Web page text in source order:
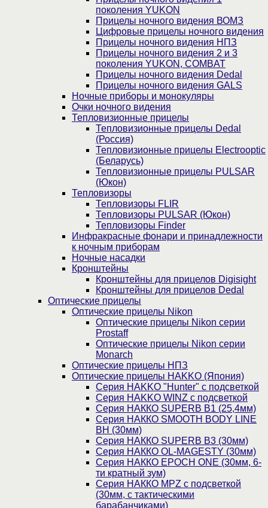
поколения YUKON
Прицелы ночного видения ВОМЗ
Цифровые прицелы ночного видения
Прицелы ночного видения НПЗ
Прицелы ночного видения 2 и 3
поколения YUKON, COMBAT
Прицелы ночного видения Dedal
Прицелы ночного видения GALS
Ночные приборы и монокуляры
Очки ночного видения
Тепловизионные прицелы
Тепловизионные прицелы Dedal
(Россия)
Тепловизионные прицелы Electrooptic
(Беларусь)
Тепловизионные прицелы PULSAR
(Юкон)
Тепловизоры
Тепловизоры FLIR
Тепловизоры PULSAR (Юкон)
Тепловизоры Finder
Инфракрасные фонари и принадлежности
к ночным приборам
Ночные насадки
Кронштейны
Кронштейны для прицелов Digisight
Кронштейны для прицелов Dedal
Оптические прицелы
Оптические прицелы Nikon
Оптические прицелы Nikon серии
Prostaff
Оптические прицелы Nikon серии
Monarch
Оптические прицелы НПЗ
Оптические прицелы HAKKO (Япония)
Cерия HAKKO "Hunter" с подсветкой
Серия НAKKO WINZ с подсветкой
Серия НАККО SUPERB B1 (25,4мм)
Серия НАККО SMOOTH BODY LINE
BH (30мм)
Серия НАККО SUPERB B3 (30мм)
Серия НАККО OL-MAGESTY (30мм)
Серия НАККО EPOCH ONE (30мм, 6-
ти кратный зум)
Серия НАККО MPZ с подсветкой
(30мм, c тактическими
барабанчиками)